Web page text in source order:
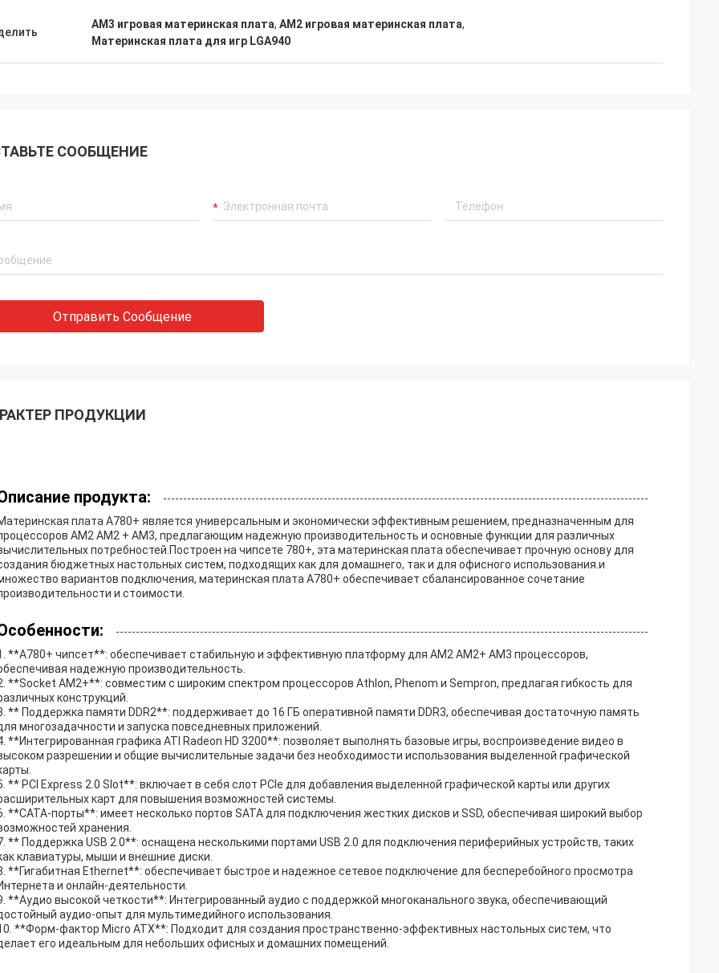
AM3 игровая материнская плата, AM2 игровая материнская плата,
Материнская плата для игр LGA940
СООБЩЕНИЕ
Отправить Сообщение
ПРОДУКЦИИ
продукта:
плата A780+ является универсальным и экономически эффективным решением, предназначенным для
AM2 AM2 + AM3, предлагающим надежную производительность и основные функции для различных
потребностей.Построен на чипсете 780+, эта материнская плата обеспечивает прочную основу для
бюджетных настольных систем, подходящих как для домашнего, так и для офисного использования.и
вариантов подключения, материнская плата A780+ обеспечивает сбалансированное сочетание
и стоимости.
**A780+ чипсет**: обеспечивает стабильную и эффективную платформу для AM2 AM2+ AM3 процессоров,
надежную производительность.
**Socket AM2+**: совместим с широким спектром процессоров Athlon, Phenom и Sempron, предлагая гибкость для
конструкций.
** Поддержка памяти DDR2**: поддерживает до 16 ГБ оперативной памяти DDR3, обеспечивая достаточную память
многозадачности и запуска повседневных приложений.
**Интегрированная графика ATI Radeon HD 3200**: позволяет выполнять базовые игры, воспроизведение видео в
разрешении и общие вычислительные задачи без необходимости использования выделенной графической
** PCI Express 2.0 Slot**: включает в себя слот PCIe для добавления выделенной графической карты или других
карт для повышения возможностей системы.
**САТА-порты**: имеет несколько портов SATA для подключения жестких дисков и SSD, обеспечивая широкий выбор
хранения.
** Поддержка USB 2.0**: оснащена несколькими портами USB 2.0 для подключения периферийных устройств, таких
клавиатуры, мыши и внешние диски.
**Гигабитная Ethernet**: обеспечивает быстрое и надежное сетевое подключение для бесперебойного просмотра
и онлайн-деятельности.
**Аудио высокой четкости**: Интегрированный аудио с поддержкой многоканального звука, обеспечивающий
аудио-опыт для мультимедийного использования.
**Форм-фактор Micro ATX**: Подходит для создания пространственно-эффективных настольных систем, что
его идеальным для небольших офисных и домашних помещений.